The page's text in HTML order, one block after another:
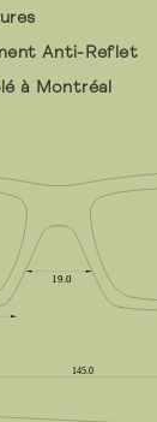
Anti-Reflet
à Montréal